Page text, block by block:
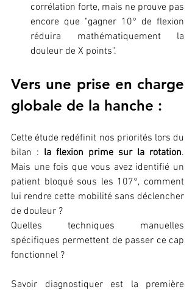
corrélation forte, mais ne prouve pas
encore que "gagner 10° de flexion
réduira mathématiquement la
douleur de X points".
Vers une prise en charge
globale de la hanche :
Cette étude redéfinit nos priorités lors du
bilan : la flexion prime sur la rotation.
Mais une fois que vous avez identifié un
patient bloqué sous les 107°, comment
lui rendre cette mobilité sans déclencher
de douleur ?
Quelles techniques manuelles
spécifiques permettent de passer ce cap
fonctionnel ?
Savoir diagnostiquer est la première